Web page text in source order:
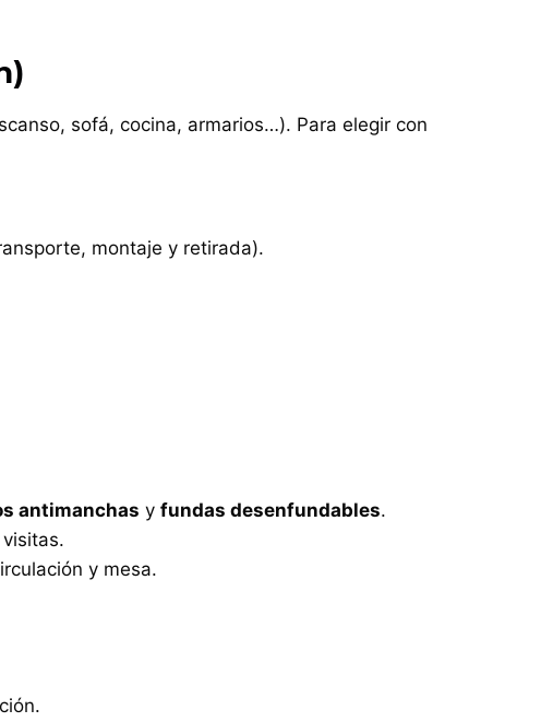
sofá, cocina, armarios…). Para elegir con
montaje y retirada).
antimanchas y fundas desenfundables.
y mesa.